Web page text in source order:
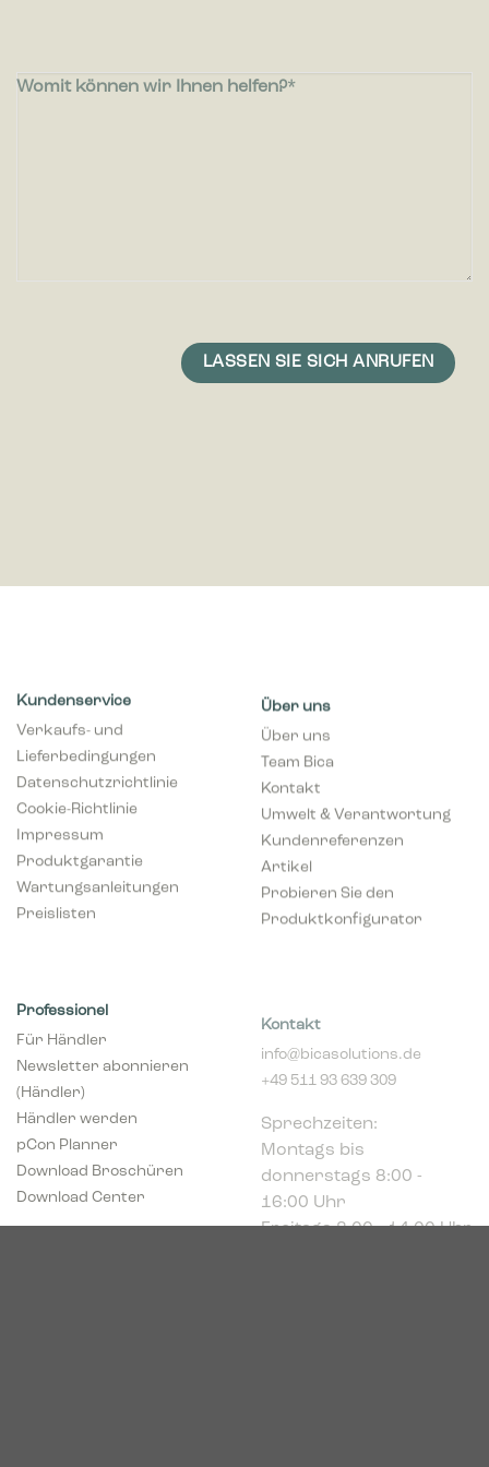
Womit können wir Ihnen helfen?
Kundenservice
Verkaufs- und
Lieferbedingungen
Datenschutzrichtlinie
Cookie-Richtlinie
Impressum
Produktgarantie
Wartungsanleitungen
Preislisten
Über uns
Über uns
Team Bica
Kontakt
Umwelt & Verantwortung
Kundenreferenzen
Artikel
Probieren Sie den
Produktkonfigurator
Professionel
+49 511 93 639 309
Montags bis
donnerstags 8:00 -
16:00 Uhr
Freitags 8:00 - 14:00 Uhr